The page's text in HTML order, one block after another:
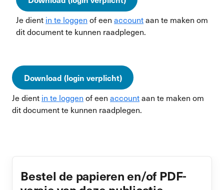
Je dient in te loggen of een accountaan te maken om
dit document te kunnen raadplegen.
Download (login verplicht)
Je dient in te loggen of een accountaan te maken om
dit document te kunnen raadplegen.
Bestel de papieren en/of PDF-